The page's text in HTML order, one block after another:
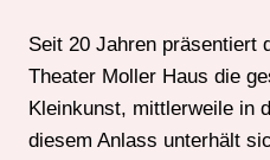
Seit 20 Jahren präsentiert
Theater Moller Haus die
Kleinkunst, mittlerweile in
diesem Anlass unterhält